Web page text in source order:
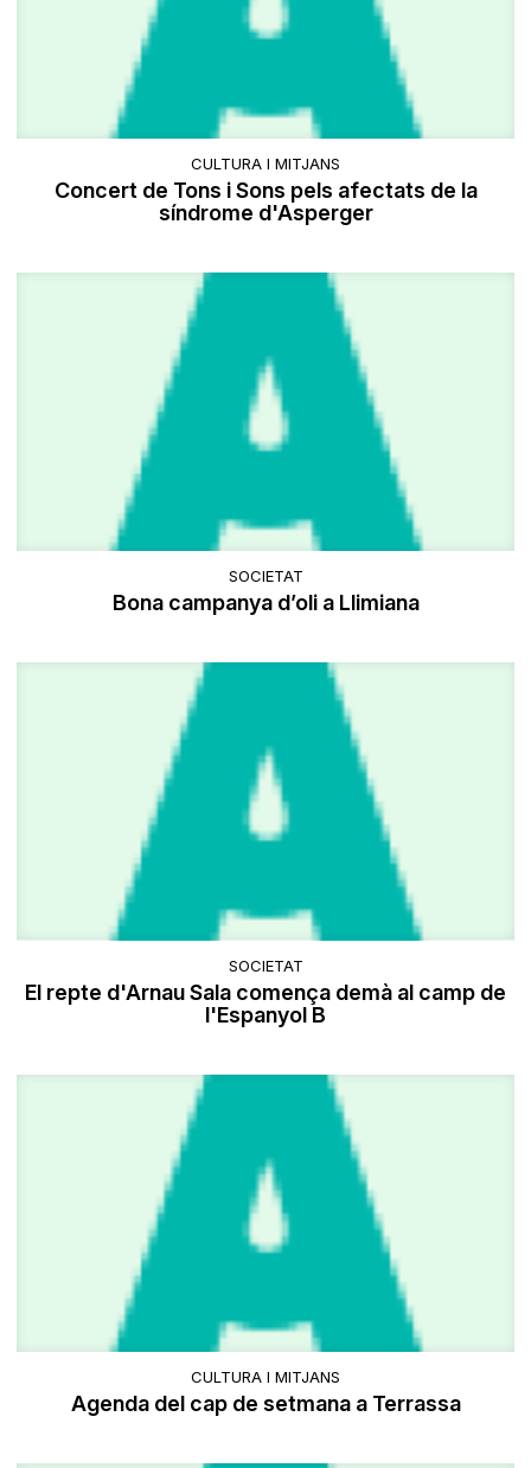
CULTURA I MITJANS
Concert de Tons i Sons pels afectats de la
síndrome d'Asperger
SOCIETAT
Bona campanya d’oli a Llimiana
SOCIETAT
El repte d'Arnau Sala comença demà al camp de
l'Espanyol B
CULTURA I MITJANS
Agenda del cap de setmana a Terrassa